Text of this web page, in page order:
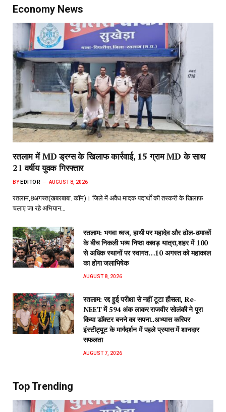
Economy News
रतलाम में MD ड्रग्स के खिलाफ कार्रवाई, 15 ग्राम MD के साथ
21 वर्षीय युवक गिरफ्तार
BY EDITOR AUGUST 8, 2026
रतलाम,8अगस्त(खबरबाबा. कॉम)। जिले में अवैध मादक पदार्थों की तस्करी के खिलाफ
चलाए जा रहे अभियान…
रतलाम: भगवा ध्वज, हाथी पर महादेव और ढोल-ढमाकों
के बीच निकली भव्य निष्ठा कावड़ यात्रा,शहर में 100
से अधिक स्थानों पर स्वागत…10 अगस्त को महाकाल
का होगा जलाभिषेक
AUGUST 8, 2026
रतलाम: रद्द हुई परीक्षा से नहीं टूटा हौसला, Re-
NEET में 594 अंक लाकर राजवीर सोलंकी ने पूरा
किया डॉक्टर बनने का सपना..अभ्यास करियर
इंस्टीट्यूट के मार्गदर्शन में पहले प्रयास में शानदार
सफलता
AUGUST 7, 2026
Top Trending